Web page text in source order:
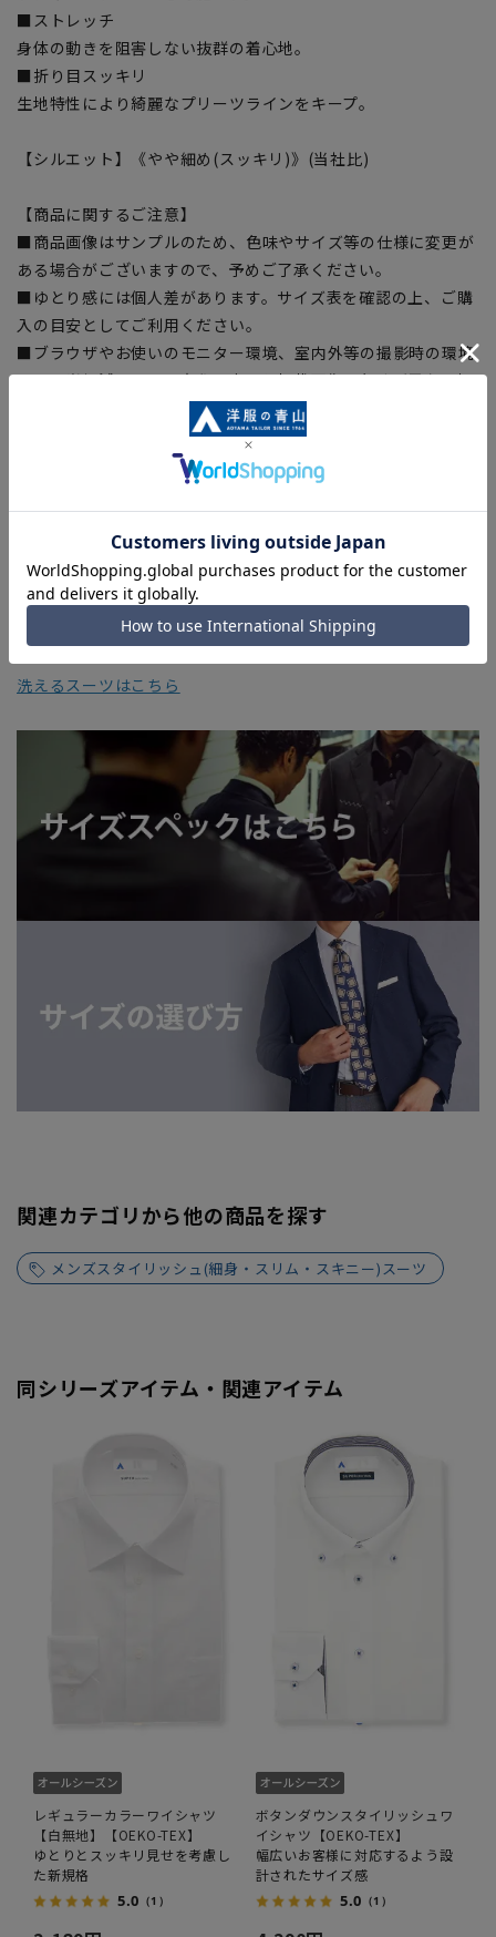
■ストレッチ
身体の動きを阻害しない抜群の着心地。
■折り目スッキリ
生地特性により綺麗なプリーツラインをキープ。
【シルエット】《やや細め(スッキリ)》(当社比)
【商品に関するご注意】
■商品画像はサンプルのため、色味やサイズ等の仕様に変更が
ある場合がございますので、予めご了承ください。
■ゆとり感には個人差があります。サイズ表を確認の上、ご購
入の目安としてご利用ください。
■ブラウザやお使いのモニター環境、室内外等の撮影時の環境
下での光加減により、実際の商品と掲載画像の色味が異なる場
■生地や仕様・デザインにより、着用感や実際のサイズ表に若
干の誤差が生じる場合がございます。予めご了承ください。
■店舗や各モールサイトと商品在庫を共有しております関係
上、ご注文いただいたタイミングにより欠品が発生し、ご注文
を完了できない場合がございます。予めご了承ください。
■お急ぎ発送のご注文につきましても、ご注文のタイミングに
よってはお急ぎ発送サービスを選択できない場合がございま
洗えるスーツはこちら
関連カテゴリから他の商品を探す
メンズスタイリッシュ(細身・スリム・スキニー)スーツ
同シリーズアイテム・関連アイテム
レギュラーカラーワイシャツ
【白無地】【OEKO-TEX】
ゆとりとスッキリ見せを考慮し
た新規格
5.0 （1）
ボタンダウンスタイリッシュワ
イシャツ【OEKO-TEX】
幅広いお客様に対応するよう設
計されたサイズ感
5.0 （1）